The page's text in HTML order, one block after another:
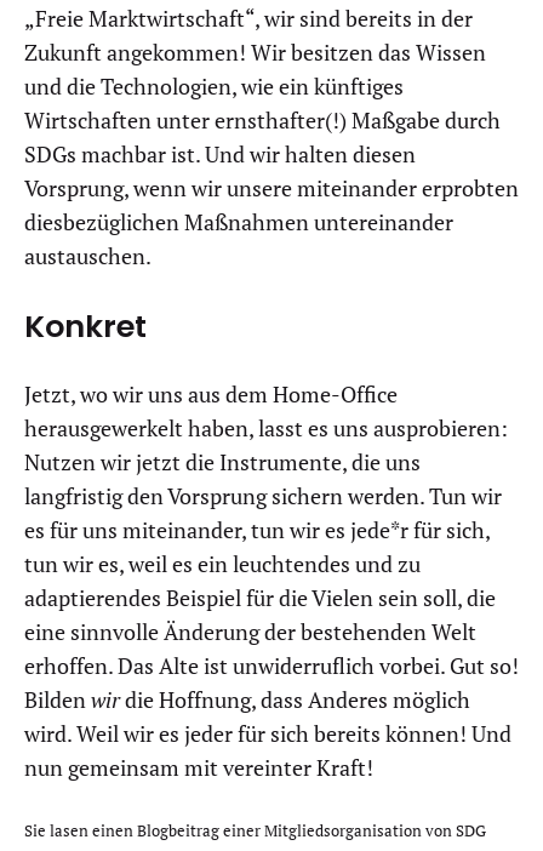
„Freie Marktwirtschaft“, wir sind bereits in der
Zukunft angekommen! Wir besitzen das Wissen
und die Technologien, wie ein künftiges
Wirtschaften unter ernsthafter(!) Maßgabe durch
SDGs machbar ist. Und wir halten diesen
Vorsprung, wenn wir unsere miteinander erprobten
diesbezüglichen Maßnahmen untereinander
austauschen.
Konkret
Jetzt, wo wir uns aus dem Home-Office
herausgewerkelt haben, lasst es uns ausprobieren:
Nutzen wir jetzt die Instrumente, die uns
langfristig den Vorsprung sichern werden. Tun wir
es für uns miteinander, tun wir es jede*r für sich,
tun wir es, weil es ein leuchtendes und zu
adaptierendes Beispiel für die Vielen sein soll, die
eine sinnvolle Änderung der bestehenden Welt
erhoffen. Das Alte ist unwiderruflich vorbei. Gut so!
Bildenwirdie Hoffnung, dass Anderes möglich
wird. Weil wir es jeder für sich bereits können! Und
nun gemeinsam mit vereinter Kraft!
Sie lasen einen Blogbeitrag einer Mitgliedsorganisation von SDG